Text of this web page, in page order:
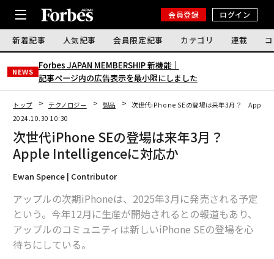
会員登録 ログイン
新着記事 人気記事 会員限定記事 カテゴリ 連載
NEWS
Forbes JAPAN MEMBERSHIP 新機能｜
記事ページ内の広告表示を最小限にしました
トップ テクノロジー 製品
次世代iPhone SEの登場は来年3月？ Apple
2024.10.30 10:30
次世代iPhone SEの登場は来年3月？
Apple Intelligenceに対応か
Ewan Spence | Contributor
アップルの次期iPhoneは、2025年3月に発売される予定
という。今年12月に生産が開始されるとの報道もあり、
アップルのコミュニティは新しいiPhone SEの登場を心
待ちにしている。